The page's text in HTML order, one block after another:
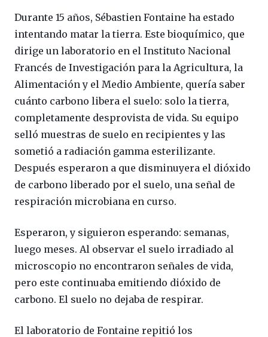
Durante 15 años, Sébastien Fontaine ha estado
intentando matar la tierra. Este bioquímico, que
dirige un laboratorio en el Instituto Nacional
Francés de Investigación para la Agricultura, la
Alimentación y el Medio Ambiente, quería saber
cuánto carbono libera el suelo: solo la tierra,
completamente desprovista de vida. Su equipo
selló muestras de suelo en recipientes y las
sometió a radiación gamma esterilizante.
Después esperaron a que disminuyera el dióxido
de carbono liberado por el suelo, una señal de
respiración microbiana en curso.
Esperaron, y siguieron esperando: semanas,
luego meses. Al observar el suelo irradiado al
microscopio no encontraron señales de vida,
pero este continuaba emitiendo dióxido de
carbono. El suelo no dejaba de respirar.
El laboratorio de Fontaine repitió los